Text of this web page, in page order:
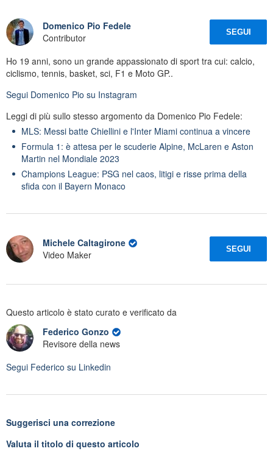
Domenico Pio Fedele
Contributor
SEGUI
Ho 19 anni, sono un grande appassionato di sport tra cui: calcio,
ciclismo, tennis, basket, sci, F1 e Moto GP..
Segui Domenico Pio su Instagram
Leggi di più sullo stesso argomento da Domenico Pio Fedele:
MLS: Messi batte Chiellini e l'Inter Miami continua a vincere
Formula 1: è attesa per le scuderie Alpine, McLaren e Aston
Martin nel Mondiale 2023
Champions League: PSG nel caos, litigi e risse prima della
sfida con il Bayern Monaco
Michele Caltagirone
Video Maker
SEGUI
Questo articolo è stato curato e verificato da
Federico Gonzo
Revisore della news
Segui Federico su Linkedin
Suggerisci una correzione
Valuta il titolo di questo articolo